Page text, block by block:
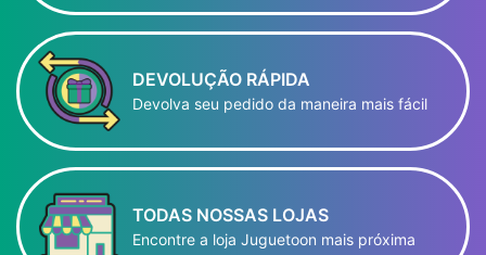
DEVOLUÇÃO RÁPIDA
Devolva seu pedido da maneira mais fácil
TODAS NOSSAS LOJAS
Encontre a loja Juguetoon mais próxima